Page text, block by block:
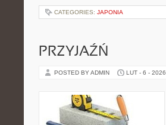
CATEGORIES: JAPONIA
PRZYJAŹŃ
POSTED BY ADMIN LUT - 6 - 2026